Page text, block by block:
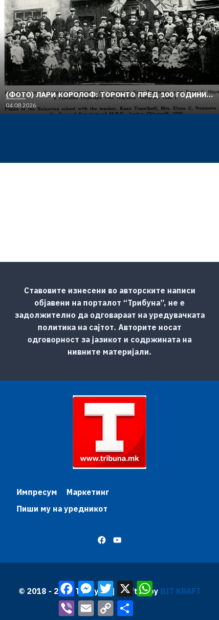
(ФОТО) ЛАРИ КОРОЛОФ: ТОРОНТО ПРЕД 100 ГОДИНИ…
04.08.2026
Ставовите изнесени во авторските написи
објавени на порталот “Трибуна”, не е
задолжително да одговараат на уредувачката
политика на сајтот. Авторите носат
одговорност за јазикот и содржината на
нивните материјали.
Импресум
Маркетинг
Пиши му на уредникот
© 2018 - 2026 Трибуна | Krafted by BIT KRAFT
FacebookMessenger
TwitterX
Viber
Email Copy
Link